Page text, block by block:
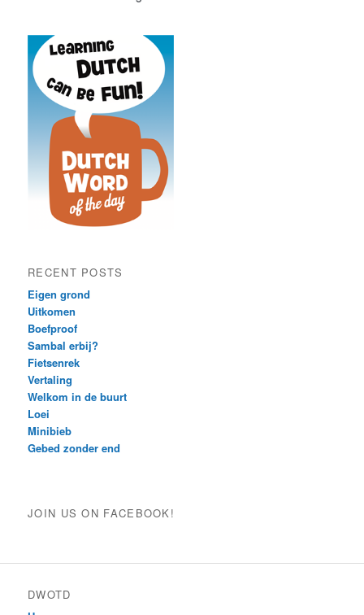
RECENT POSTS
Eigen grond
Uitkomen
Boefproof
Sambal erbij?
Fietsenrek
Vertaling
Welkom in de buurt
Loei
Minibieb
Gebed zonder end
JOIN US ON FACEBOOK!
DWOTD